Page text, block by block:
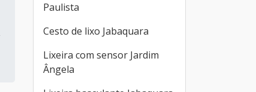
Paulista
Cesto de lixo Jabaquara
Lixeira com sensor Jardim
Ângela